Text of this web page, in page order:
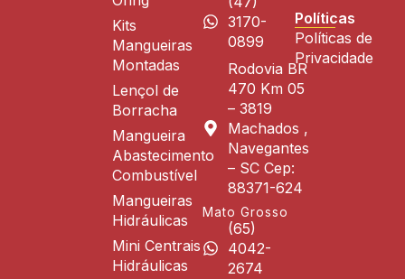
Kits
Mangueiras
Montadas
Lençol de
Borracha
Mangueira
Abastecimento
Combustível
Mangueiras
Hidráulicas
Mini Centrais
Hidráulicas
3170-
0899
Rodovia BR
470 Km 05
– 3819
Machados ,
Navegantes
– SC Cep:
88371-624
Mato Grosso
(65)
4042-
2674
Políticas
Políticas de
Privacidade